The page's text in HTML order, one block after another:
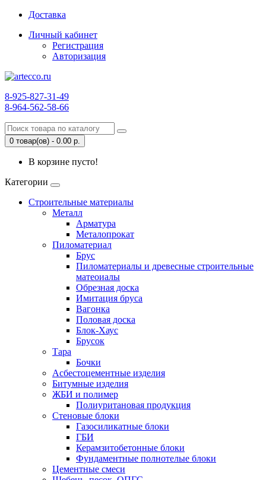
Доставка
Личный кабинет
Регистрация
Авторизация
8-925-827-31-49
8-964-562-58-66
0 товар(ов) - 0.00 р.
В корзине пусто!
Категории
Строительные материалы
Металл
Арматура
Металопрокат
Пиломатериал
Брус
Пиломатериалы и древесные строительные
матеоиалы
Обрезная доска
Имитация бруса
Вагонка
Половая доска
Блок-Хаус
Брусок
Тара
Бочки
Асбестоцементные изделия
Битумные изделия
ЖБИ и полимер
Полиуритановая продукция
Стеновые блоки
Газосиликатные блоки
ГБИ
Керамзитобетонные блоки
Фундаментные полнотелые блоки
Цементные смеси